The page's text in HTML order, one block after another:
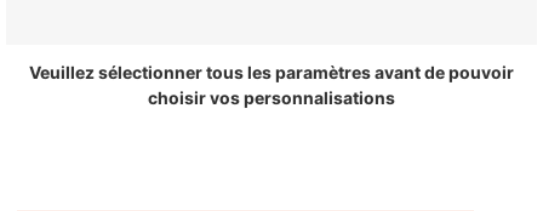
Veuillez sélectionner tous les paramètres avant de pouvoir
choisir vos personnalisations